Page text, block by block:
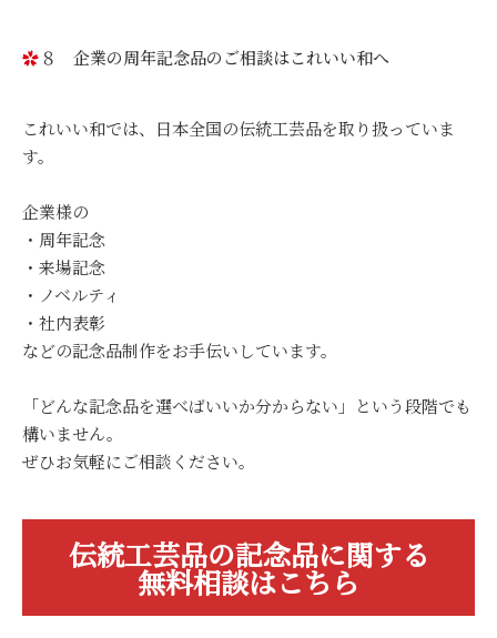
８ 企業の周年記念品のご相談はこれいい和へ
これいい和では、日本全国の伝統工芸品を取り扱っていま
す。
企業様の
・周年記念
・来場記念
・ノベルティ
・社内表彰
などの記念品制作をお手伝いしています。
「どんな記念品を選べばいいか分からない」という段階でも
構いません。
ぜひお気軽にご相談ください。
伝統工芸品の記念品に関する
無料相談はこちら